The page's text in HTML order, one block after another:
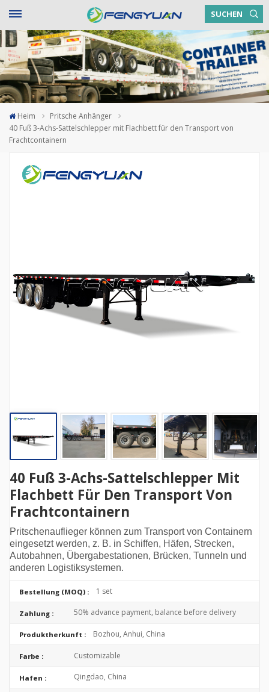
SUCHEN
Heim
Pritsche Anhänger
40 Fuß 3-Achs-Sattelschlepper mit Flachbett für den Transport von
Frachtcontainern
40 Fuß 3-Achs-Sattelschlepper Mit
Flachbett Für Den Transport Von
Frachtcontainern
Pritschenauflieger können zum Transport von Containern
eingesetzt werden, z. B. in Schiffen, Häfen, Strecken,
Autobahnen, Übergabestationen, Brücken, Tunneln und
anderen Logistiksystemen.
Bestellung (MOQ) : 1 set
Zahlung : 50% advance payment, balance before delivery
Produktherkunft : Bozhou, Anhui, China
Farbe : Customizable
Hafen : Qingdao, China